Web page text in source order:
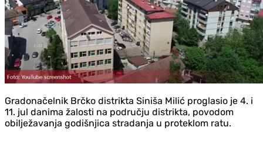
Gradonačelnik Brčko distrikta Siniša Milić proglasio je 4. i
11. jul danima žalosti na području distrikta, povodom
obilježavanja godišnjica stradanja u proteklom ratu.